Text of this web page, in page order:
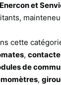
et
cette
,
de
,